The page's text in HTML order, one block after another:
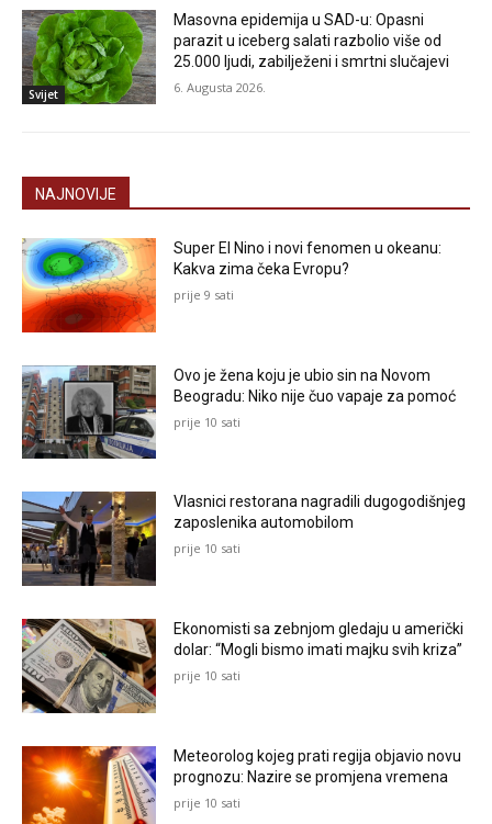
Svijet
Masovna epidemija u SAD-u: Opasni
parazit u iceberg salati razbolio više od
25.000 ljudi, zabilježeni i smrtni slučajevi
6. Augusta 2026.
NAJNOVIJE
Super El Nino i novi fenomen u okeanu:
Kakva zima čeka Evropu?
prije 9 sati
Ovo je žena koju je ubio sin na Novom
Beogradu: Niko nije čuo vapaje za pomoć
prije 10 sati
Vlasnici restorana nagradili dugogodišnjeg
zaposlenika automobilom
prije 10 sati
Ekonomisti sa zebnjom gledaju u američki
dolar: “Mogli bismo imati majku svih kriza”
prije 10 sati
Meteorolog kojeg prati regija objavio novu
prognozu: Nazire se promjena vremena
prije 10 sati